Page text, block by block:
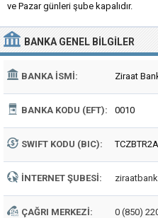
ve Pazar günleri şube kapalıdır.
BANKA GENEL BILGILER
BANKA İSMI: Ziraat
BANKA KODU (EFT): 0010
SWIFT KODU (BIC): TCZBTR2A
İNTERNET ŞUBESI:
ÇAĞRI MERKEZI: 0 (850)